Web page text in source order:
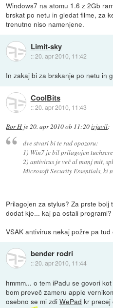
Windows7 na atomu 1.6 z 2Gb
brskat po netu in gledat filme, za
trenutno niso namenjene.
Limit-sky
::20. apr 2010, 11:42
In zakaj bi za brskanje po netu in
CoolBits
::20. apr 2010, 11:43
Bor H je20. apr 2010 ob 11:20izjavil:
dve stvari bi te rad opozoru:
1) Win7 je bil prilagojen
2) antivirus je več al manj mit,
Microsoft Security Essentials, ki
Prilagojen za stylus? Za prste
dodat kje... kaj pa ostali programi?
VSAK antivirus nekaj požre pa
bender rodri
::20. apr 2010, 11:44
hmmm... o tem iPadu se govori
bom preveč zameru apple
osebno se mi zdiWePad kr precej